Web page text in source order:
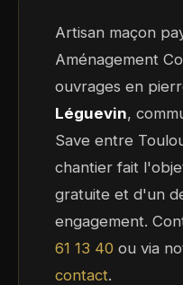
Artisan maçon
Aménagement
ouvrages en
Léguevin,
Save entre
chantier fait
gratuite et d'un
engagement.
61 13 40 ou via
contact.